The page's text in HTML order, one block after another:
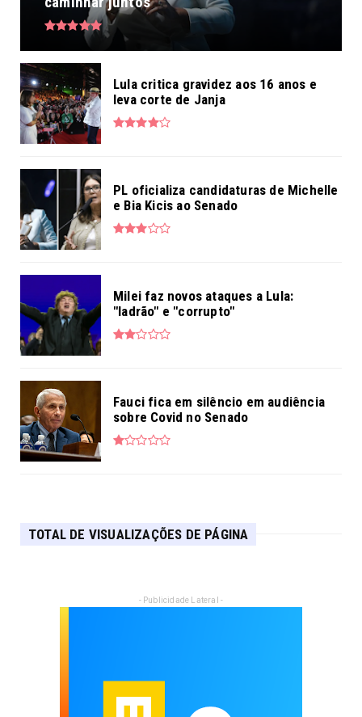
Lula critica gravidez aos 16 anos e
leva corte de Janja
PL oficializa candidaturas de Michelle
e Bia Kicis ao Senado
Milei faz novos ataques a Lula:
"ladrão" e "corrupto"
Fauci fica em silêncio em audiência
sobre Covid no Senado
TOTAL DE VISUALIZAÇÕES DE PÁGINA
- Publicidade Lateral -